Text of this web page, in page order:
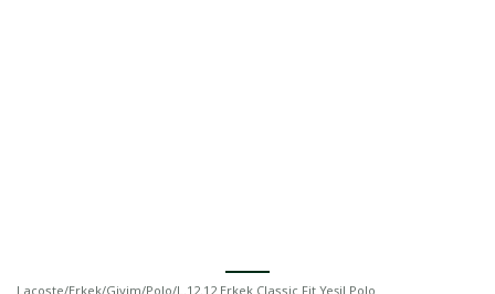
Lacoste/Erkek/Giyim/Polo/L.12.12 Erkek Classic Fit Yeşil Polo